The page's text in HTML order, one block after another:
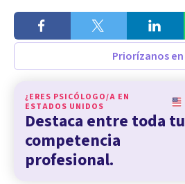
Priorízanos en
¿ERES PSICÓLOGO/A EN
ESTADOS UNIDOS
Destaca entre toda tu
competencia
profesional.